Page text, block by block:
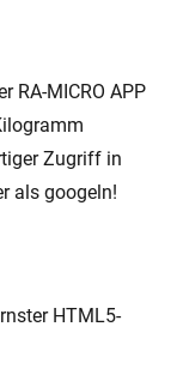
RA-MICRO APP
Zugriff in
als googeln!
HTML5-